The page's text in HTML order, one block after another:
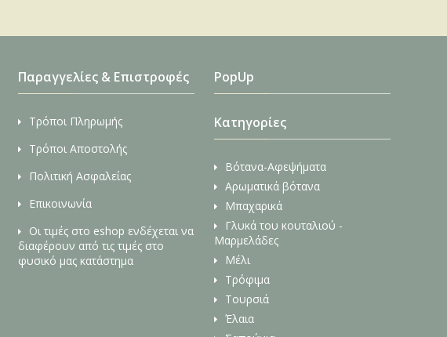
Παραγγελίες & Επιστροφές
Τρόποι Πληρωμής
Τρόποι Αποστολής
Πολιτική Ασφαλείας
Επικοινωνία
Οι τιμές στο eshop ενδέχεται να
διαφέρουν από τις τιμές στο
φυσικό μας κατάστημα
PopUp
Κατηγορίες
Βότανα-Αφεψήματα
Αρωματικά βότανα
Μπαχαρικά
Γλυκά του κουταλιού -
Μαρμελάδες
Μέλι
Τρόφιμα
Τουρσιά
Έλαια